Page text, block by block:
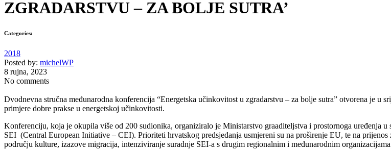
ZGRADARSTVU – ZA BOLJE SUTRA’
Categories:
2018
Posted by: michelWP
8 rujna, 2023
No comments
Dvodnevna stručna međunarodna konferencija “Energetska učinkovitost u zgradarstvu – za bolje sutra” otvorena je
primjere dobre prakse u energetskoj učinkovitosti.
Konferenciju, koja je okupila više od 200 sudionika, organiziralo je Ministarstvo graaditeljstva i prostornoga uređenja
SEI (Central European Initiative – CEI). Prioriteti hrvatskog predsjedanja usmjereni su na proširenje EU, te na
području kulture, izazove migracija, intenziviranje suradnje SEI-a s drugim regionalnim i međunarodnim organizacijama